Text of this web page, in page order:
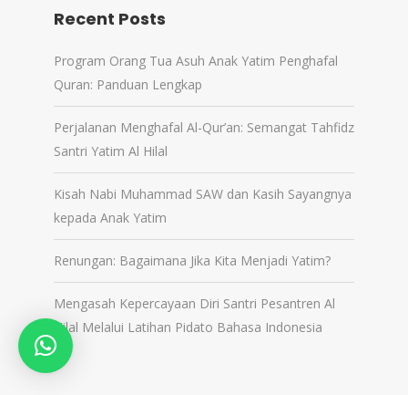
Recent Posts
Program Orang Tua Asuh Anak Yatim Penghafal
Quran: Panduan Lengkap
Perjalanan Menghafal Al-Qur’an: Semangat Tahfidz
Santri Yatim Al Hilal
Kisah Nabi Muhammad SAW dan Kasih Sayangnya
kepada Anak Yatim
Renungan: Bagaimana Jika Kita Menjadi Yatim?
Mengasah Kepercayaan Diri Santri Pesantren Al
Hilal Melalui Latihan Pidato Bahasa Indonesia